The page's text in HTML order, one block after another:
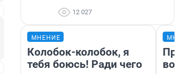
12 027
МНЕНИЕ
Колобок-колобок, я
тебя боюсь! Ради чего